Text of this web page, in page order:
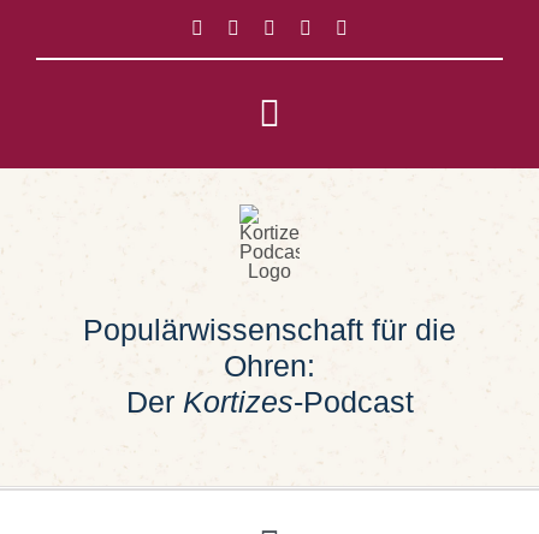
springen
Toggle
Navigation
Impressum
Datenschutz
Populärwissenschaft für die
Ohren:
Der Kortizes-Podcast